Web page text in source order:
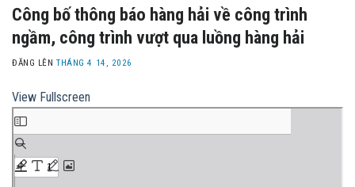
Công bố thông báo hàng hải về công trình
ngầm, công trình vượt qua luồng hàng hải
ĐĂNG LÊNTHÁNG 4 14, 2026
View Fullscreen